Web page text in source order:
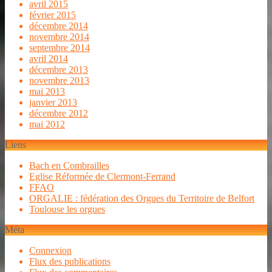
avril 2015
février 2015
décembre 2014
novembre 2014
septembre 2014
avril 2014
décembre 2013
novembre 2013
mai 2013
janvier 2013
décembre 2012
mai 2012
Liens
Bach en Combrailles
Eglise Réformée de Clermont-Ferrand
FFAO
ORGALIE : fédération des Orgues du Territoire de Belfort
Toulouse les orgues
Méta
Connexion
Flux des publications